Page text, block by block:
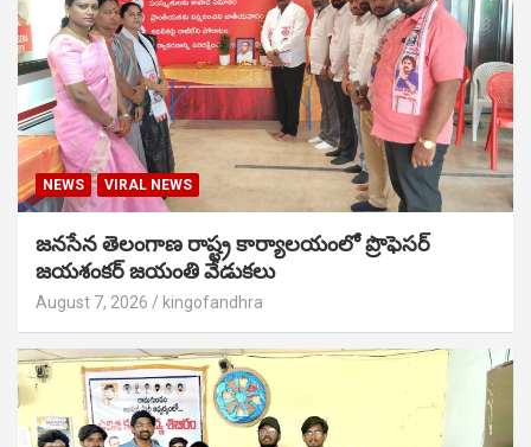
NEWS VIRAL NEWS
జనసేన తెలంగాణ రాష్ట్ర కార్యాలయంలో ప్రొఫెసర్
జయశంకర్ జయంతి వేడుకలు
August 7, 2026 kingofandhra